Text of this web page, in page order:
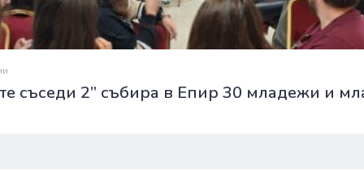
съседи 2” събира в Епир 30 младежи и